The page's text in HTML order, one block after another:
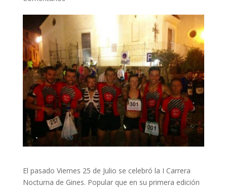
El pasado Viernes 25 de Julio se celebró la I Carrera
Nocturna de Gines. Popular que en su primera edición